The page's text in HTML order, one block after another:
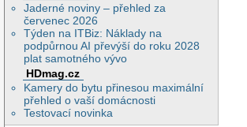
Jaderné noviny – přehled za
červenec 2026
Týden na ITBiz: Náklady na
podpůrnou AI převýší do roku 2028
plat samotného vývo
HDmag.cz
Kamery do bytu přinesou maximální
přehled o vaší domácnosti
Testovací novinka